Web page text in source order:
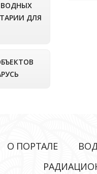
ДЛЯ
О ПОРТАЛЕ